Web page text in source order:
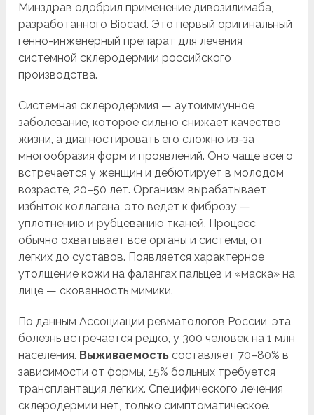
Минздрав одобрил применение дивозилимаба,
разработанного Biocad. Это первый оригинальный
генно-инженерный препарат для лечения
системной склеродермии российского
производства.
Системная склеродермия — аутоиммунное
заболевание, которое сильно снижает качество
жизни, а диагностировать его сложно из-за
многообразия форм и проявлений. Оно чаще всего
встречается у женщин и дебютирует в молодом
возрасте, 20–50 лет. Организм вырабатывает
избыток коллагена, это ведет к фиброзу —
уплотнению и рубцеванию тканей. Процесс
обычно охватывает все органы и системы, от
легких до суставов. Появляется характерное
утолщение кожи на фалангах пальцев и «маска» на
лице — скованность мимики.
По данным Ассоциации ревматологов России, эта
болезнь встречается редко, у 300 человек на 1 млн
населения. Выживаемость составляет 70–80% в
зависимости от формы, 15% больных требуется
трансплантация легких. Специфического лечения
склеродермии нет, только симптоматическое.